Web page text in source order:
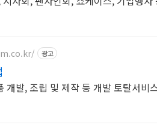
광고
개발, 조립 및 제작 등 개발 토탈서비